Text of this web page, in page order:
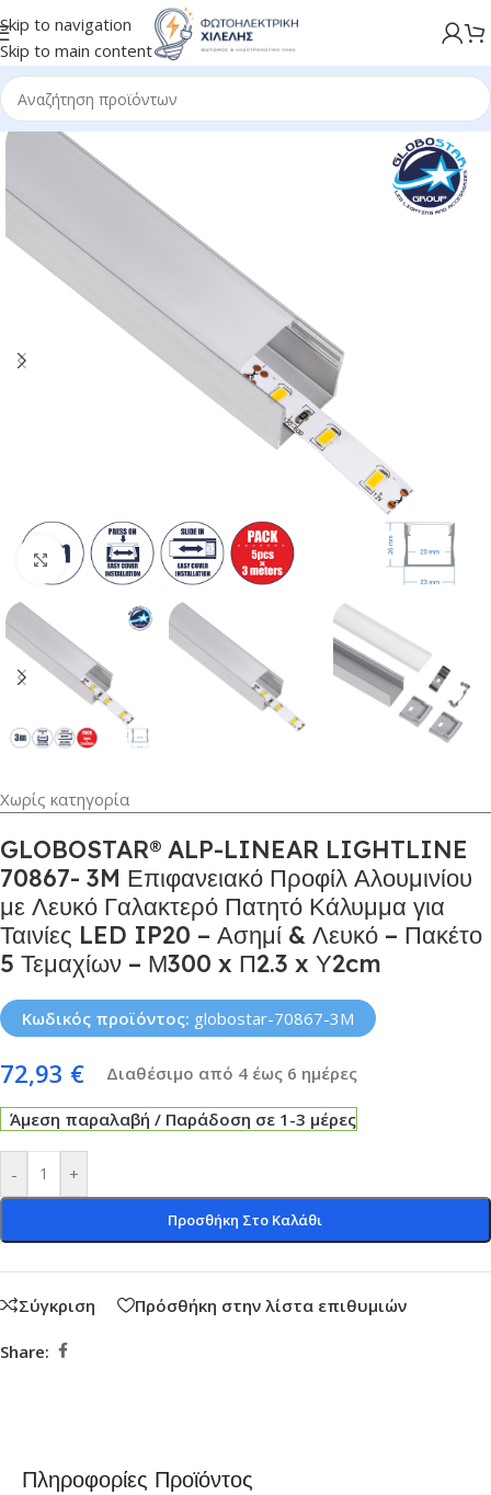
Skip to navigation
Skip to main content
Κλικ για μεγέθυνση
Χωρίς κατηγορία
GLOBOSTAR® ALP-LINEAR LIGHTLINE
70867- 3M Επιφανειακό Προφίλ Αλουμινίου
με Λευκό Γαλακτερό Πατητό Κάλυμμα για
Ταινίες LED IP20 – Ασημί & Λευκό – Πακέτο
5 Τεμαχίων – Μ300 x Π2.3 x Υ2cm
Κωδικός προϊόντος: globostar-70867-3M
72,93 € Διαθέσιμο από 4 έως 6 ημέρες
Άμεση παραλαβή / Παράδοση σε 1-3 μέρες
- +
Προσθήκη Στο Καλάθι
Σύγκριση Πρόσθήκη στην λίστα επιθυμιών
Share:
Πληροφορίες Προϊόντος